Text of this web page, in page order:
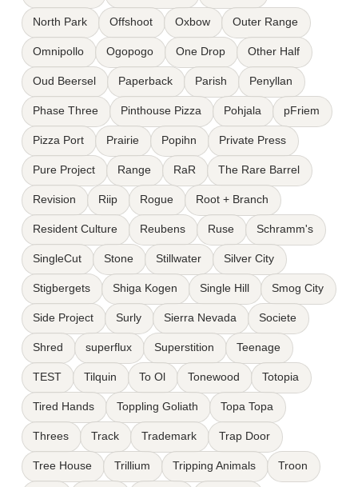
North Park Offshoot Oxbow Outer Range
Omnipollo Ogopogo One Drop Other Half
Oud Beersel Paperback Parish Penyllan
Phase Three Pinthouse Pizza Pohjala pFriem
Pizza Port Prairie Popihn Private Press
Pure Project Range RaR The Rare Barrel
Revision Riip Rogue Root + Branch
Resident Culture Reubens Ruse Schramm's
SingleCut Stone Stillwater Silver City
Stigbergets Shiga Kogen Single Hill Smog City
Side Project Surly Sierra Nevada Societe
Shred superflux Superstition Teenage
TEST Tilquin To Ol Tonewood Totopia
Tired Hands Toppling Goliath Topa Topa
Threes Track Trademark Trap Door
Tree House Trillium Tripping Animals Troon